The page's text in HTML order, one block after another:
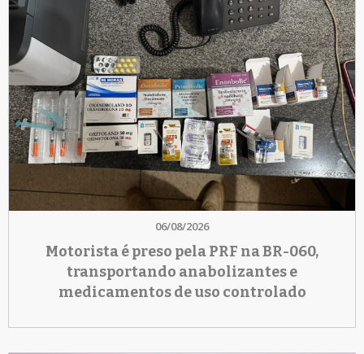
06/08/2026
Motorista é preso pela PRF na BR-060,
transportando anabolizantes e
medicamentos de uso controlado